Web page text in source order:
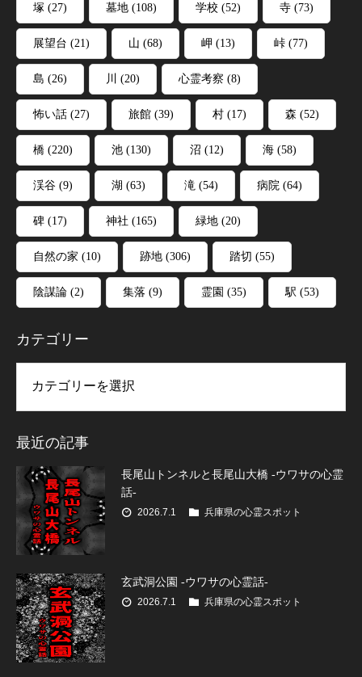
塚 (27) 墓地 (108) 学校 (52) 寺 (73)
展望台 (21) 山 (68) 岬 (13) 峠 (77)
島 (26) 川 (20) 心霊考察 (8)
怖い話 (27) 旅館 (39) 村 (17) 森 (52)
橋 (220) 池 (130) 沼 (12) 海 (58)
渓谷 (9) 湖 (63) 滝 (54) 病院 (64)
碑 (17) 神社 (165) 緑地 (20)
自然の家 (10) 跡地 (306) 踏切 (55)
陰謀論 (2) 集落 (9) 霊園 (35) 駅 (53)
カテゴリー
最近の記事
長尾山トンネルと長尾山大橋 -ウワサの心霊
話-
2026.7.1 兵庫県の心霊スポット
玄武洞公園 -ウワサの心霊話-
2026.7.1 兵庫県の心霊スポット